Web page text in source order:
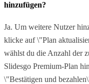
hinzufügen?
Ja. Um weitere Nutzer
klicke auf \"Plan
wählst du die Anzahl der
Slidesgo Premium-Plan
\"Bestätigen und